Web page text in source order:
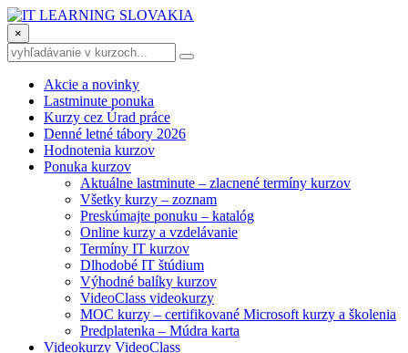
×
Akcie a novinky
Lastminute ponuka
Kurzy cez Úrad práce
Denné letné tábory 2026
Hodnotenia kurzov
Ponuka kurzov
Aktuálne lastminute – zlacnené termíny kurzov
Všetky kurzy – zoznam
Preskúmajte ponuku – katalóg
Online kurzy a vzdelávanie
Termíny IT kurzov
Dlhodobé IT štúdium
Výhodné balíky kurzov
VideoClass videokurzy
MOC kurzy – certifikované Microsoft kurzy a školenia
Predplatenka – Múdra karta
Videokurzy VideoClass